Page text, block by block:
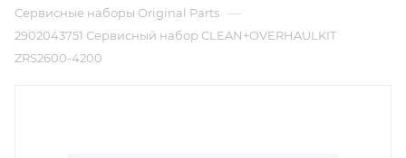
Сервисные наборы Original Parts —
2902043751 Сервисный набор CLEAN+OVERHAULKIT
ZRS2600-4200